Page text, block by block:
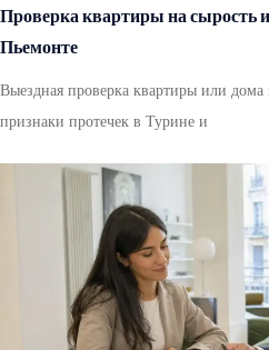
Проверка квартиры на сырость
Пьемонте
Выездная проверка квартиры или дома
признаки протечек в Турине и